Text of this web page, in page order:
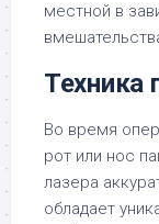
местной в
Техника
Во время
рот или нос
лазера
обладает